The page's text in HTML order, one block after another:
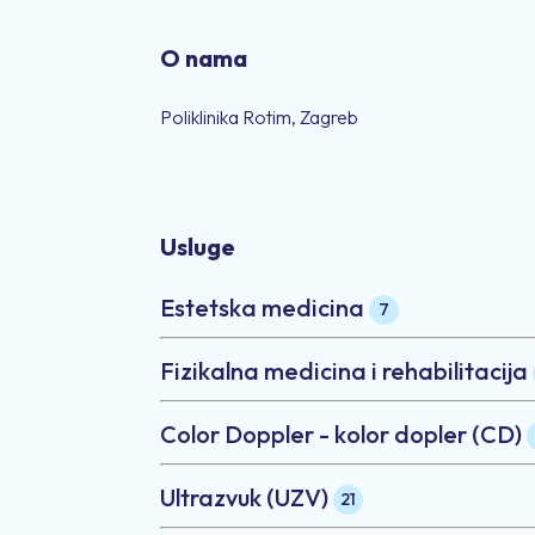
O nama
Poliklinika Rotim, Zagreb
Usluge
Estetska medicina 7
Fizikalna medicina i rehabilitacija
Color Doppler - kolor dopler (CD)
Ultrazvuk (UZV) 21